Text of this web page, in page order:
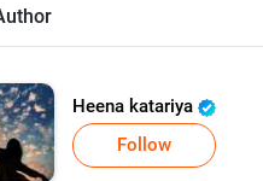
Heena katariya
Follow